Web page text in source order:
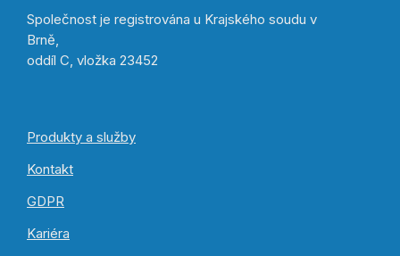
Společnost je registrována u Krajského soudu v
Brně,
oddíl C, vložka 23452
Produkty a služby
Kontakt
GDPR
Kariéra